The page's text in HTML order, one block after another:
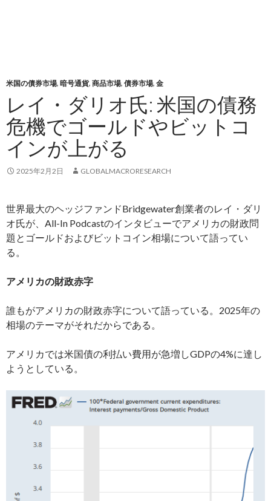
米国の債券市場, 暗号通貨, 商品市場, 債券市場, 金
レイ・ダリオ氏: 米国の債務
危機でゴールドやビットコ
インが上がる
2025年2月2日 GLOBALMACRORESEARCH
世界最大のヘッジファンドBridgewater創業者のレイ・ダリ
オ氏が、All-In Podcastのインタビューでアメリカの財政問
題とゴールドおよびビットコイン相場について語ってい
る。
アメリカの財政赤字
誰もがアメリカの財政赤字について語っている。2025年の
相場のテーマがそれだからである。
アメリカでは米国債の利払い費用が急増しGDPの4%に達し
ようとしている。